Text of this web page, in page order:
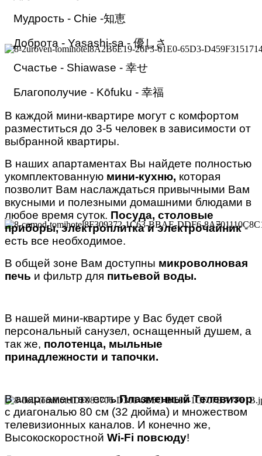
Мудрость - Chie -知恵
Доброта - Yasashi-sa - 優しさ
Счастье - Shiawase - 幸せ
Благополучие - Kōfuku - 幸福
В каждой мини-квартире могут с комфортом
разместиться до 3-5 человек в зависимости от
выбранной квартиры.
В наших апартаментах Вы найдете полностью
укомплектованную мини-кухню, которая
позволит Вам наслаждаться привычными Вам
вкусными и полезными домашними блюдами в
любое время суток. Посуда, столовые
приборы, электроплитка и электрочайник-
есть все необходимое.
В общей зоне Вам доступны микроволновая
печь и фильтр для питьевой воды.
В нашей мини-квартире у Вас будет свой
персональный санузел, оснащенный душем, а
так же, полотенца, мыльные
принадлежности и тапочки.
В апартаментах естьПлазменный Телевизор
с диагональю 80 см (32 дюйма) и множеством
телевизионных каналов. И конечно же,
Высокоскоростной Wi-Fi повсюду!